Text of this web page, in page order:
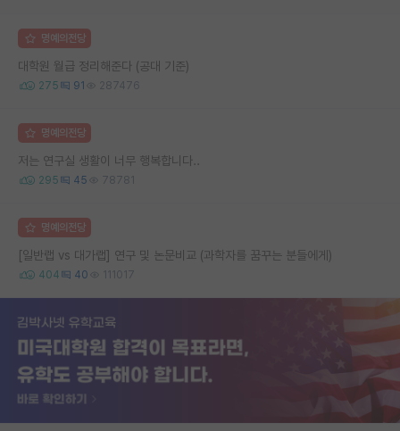
명예의전당
대학원 월급 정리해준다 (공대 기준)
275 91 287476
명예의전당
저는 연구실 생활이 너무 행복합니다..
295 45 78781
명예의전당
[일반랩 vs 대가랩] 연구 및 논문비교 (과학자를 꿈꾸는 분들에게)
404 40 111017